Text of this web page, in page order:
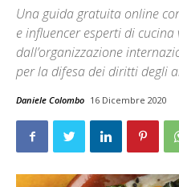
Una guida gratuita online
e influencer esperti di
dall’organizzazione
per la difesa dei diritti degli
Daniele Colombo 16 Dicembre 2020